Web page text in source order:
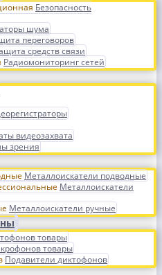
Безопасность
шума
переговоров
средств связи
Радиомониторинг сетей
видеозахвата
зрения
Металлоискатели подводные
Металлоискатели
Металлоискатели ручные
товары
товары
Подавители диктофонов